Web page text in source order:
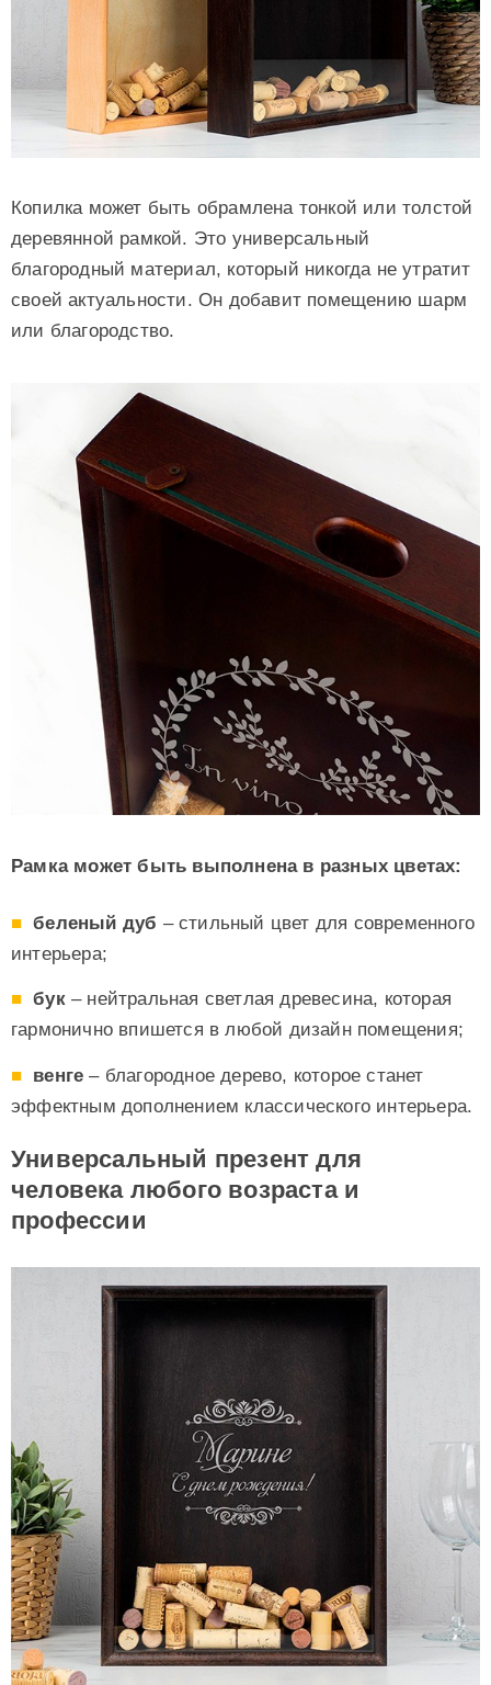
Копилка может быть обрамлена тонкой или толстой
деревянной рамкой. Это универсальный
благородный материал, который никогда не утратит
своей актуальности. Он добавит помещению шарм
или благородство.
Рамка может быть выполнена в разных цветах:
беленый дуб – стильный цвет для современного
интерьера;
бук– нейтральная светлая древесина, которая
гармонично впишется в любой дизайн помещения;
венге – благородное дерево, которое станет
эффектным дополнением классического интерьера.
Универсальный презент для
человека любого возраста и
профессии